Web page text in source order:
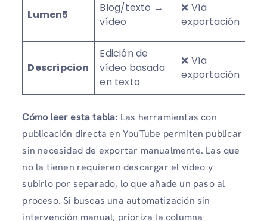
Lumen5
Blog/texto →
vídeo
❌ Vía
exportación
Descripcion
Edición de
vídeo basada
en texto
❌ Vía
exportación
Cómo leer esta tabla: Las herramientas con
publicación directa en YouTube permiten publicar
sin necesidad de exportar manualmente. Las que
no la tienen requieren descargar el vídeo y
subirlo por separado, lo que añade un paso al
proceso. Si buscas una automatización sin
intervención manual, prioriza la columna